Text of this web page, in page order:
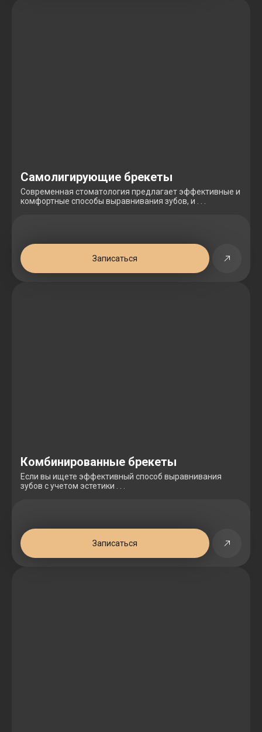
Самолигирующие брекеты
Современная стоматология предлагает эффективные и
комфортные способы выравнивания зубов, и . . .
Записаться
Комбинированные брекеты
Если вы ищете эффективный способ выравнивания
зубов с учетом эстетики . . .
Записаться